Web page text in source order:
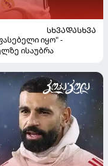
ᲡᲮᲕᲐᲓᲐᲡᲮᲕᲐ
იყო" -
ისაუბრა